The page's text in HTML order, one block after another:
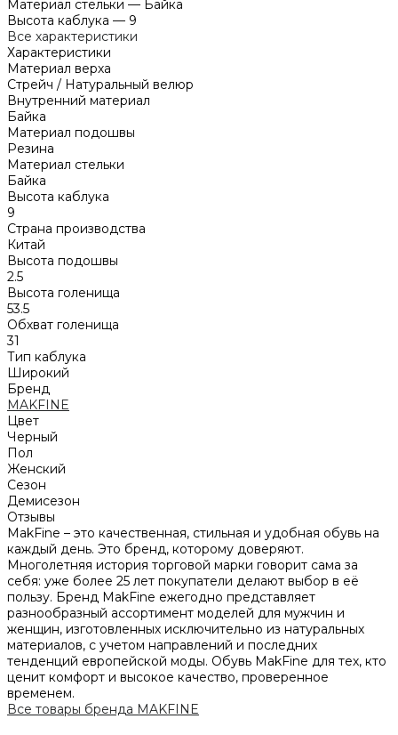
Материал стельки — Байка
Высота каблука — 9
Все характеристики
Характеристики
Материал верха
Стрейч / Натуральный велюр
Внутренний материал
Байка
Материал подошвы
Резина
Материал стельки
Байка
Высота каблука
9
Страна производства
Китай
Высота подошвы
2.5
Высота голенища
53.5
Обхват голенища
31
Тип каблука
Широкий
Бренд
MAKFINE
Цвет
Черный
Пол
Женский
Сезон
Демисезон
Отзывы
MakFine – это качественная, стильная и удобная обувь на
каждый день. Это бренд, которому доверяют.
Многолетняя история торговой марки говорит сама за
себя: уже более 25 лет покупатели делают выбор в её
пользу. Бренд MakFine ежегодно представляет
разнообразный ассортимент моделей для мужчин и
женщин, изготовленных исключительно из натуральных
материалов, с учетом направлений и последних
тенденций европейской моды. Обувь MakFine для тех, кто
ценит комфорт и высокое качество, проверенное
временем.
Все товары бренда MAKFINE